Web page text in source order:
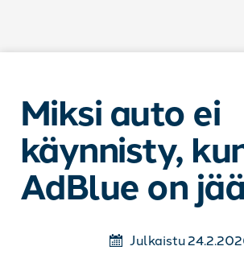
Miksi auto ei
käynnisty,
AdBlue on
Julkaistu